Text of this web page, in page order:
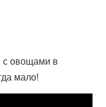
овощами в
мало!